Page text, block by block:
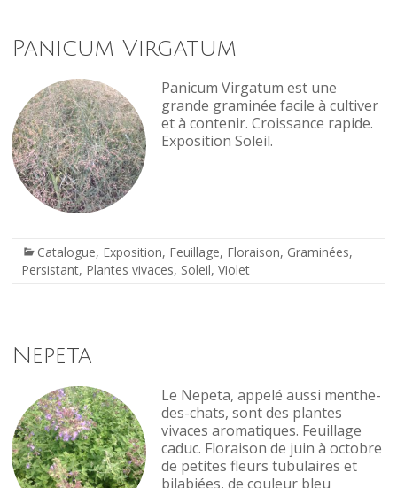
Panicum Virgatum
Panicum Virgatum est une
grande graminée facile à cultiver
et à contenir. Croissance rapide.
Exposition Soleil.
Catalogue, Exposition, Feuillage, Floraison, Graminées,
Persistant, Plantes vivaces, Soleil,Violet
Nepeta
Le Nepeta, appelé aussi menthe-
des-chats, sont des plantes
vivaces aromatiques. Feuillage
caduc. Floraison de juin à octobre
de petites fleurs tubulaires et
bilabiées, de couleur bleu